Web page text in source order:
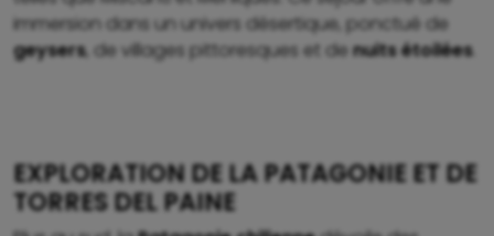
immersion dans un univers désertique, ponctué de
geysers, de villages pittoresques et denuits étoilées.
EXPLORATION DE LA PATAGONIE ET DE
TORRES DEL PAINE